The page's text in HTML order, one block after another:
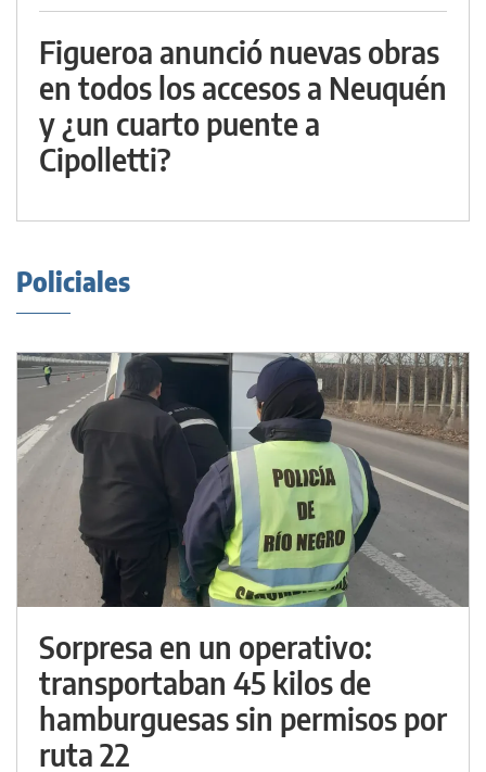
Figueroa anunció nuevas obras
en todos los accesos a Neuquén
y ¿un cuarto puente a
Cipolletti?
Policiales
Sorpresa en un operativo:
transportaban 45 kilos de
hamburguesas sin permisos por
ruta 22